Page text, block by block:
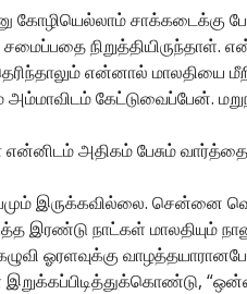
கோழியெல்லாம்
நிறுத்தியிருந்தாள்.
என்னால் மாலதியை மீறி
கேட்டுவைப்பேன்.
அதிகம் பேசும்
இருக்கவில்லை. சென்னை
இரண்டு நாட்கள் மாலதியும்
ஓரளவுக்கு